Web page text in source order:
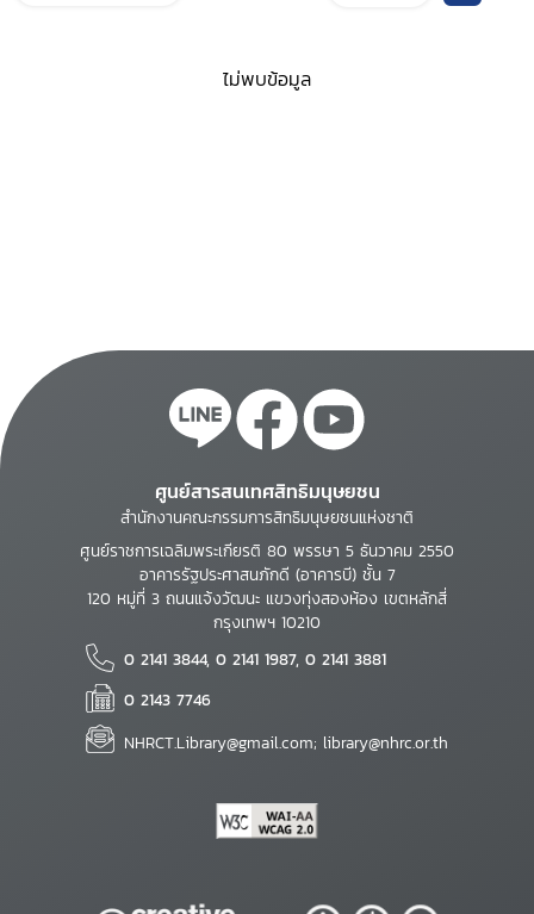
ไม่พบข้อมูล
ศูนย์สารสนเทศสิทธิมนุษยชน
สำนักงานคณะกรรมการสิทธิมนุษยชนแห่งชาติ
ศูนย์ราชการเฉลิมพระเกียรติ 80 พรรษา 5 ธันวาคม 2550
อาคารรัฐประศาสนภักดี (อาคารบี) ชั้น 7
120 หมู่ที่ 3 ถนนแจ้งวัฒนะ แขวงทุ่งสองห้อง เขตหลักสี่
กรุงเทพฯ 10210
0 2141 3844, 0 2141 1987, 0 2141 3881
0 2143 7746
NHRCT.Library@gmail.com; library@nhrc.or.th